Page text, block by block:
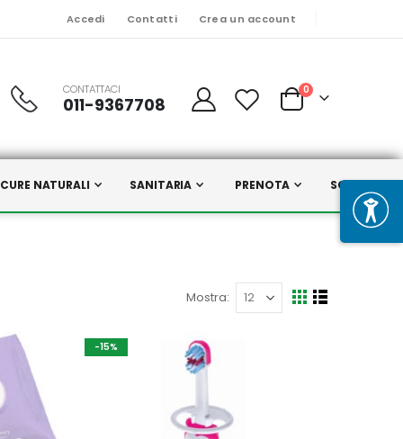
Accedi Contatti Crea un account
CONTATTACI
011-9367708 Cart
0Prodotti
CURE NATURALI SANITARIA PRENOTA SCELTI DA
Mostra
Mostra
Griglia
Lista
-15%